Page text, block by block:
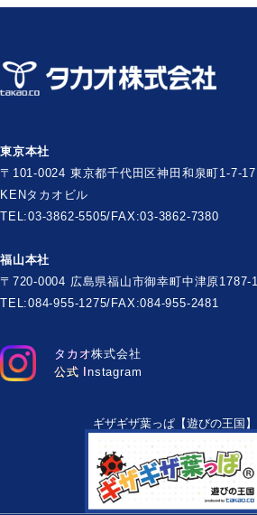
タカオ株式会社
公式 Instagram
東京本社
〒101-0024 東京都千代田区神田和泉町1-7-17
KENタカオビル
TEL:03-3862-5505/FAX:03-3862-7380
福山本社
〒720-0004 広島県福山市御幸町中津原1787-1
TEL:084-955-1275/FAX:084-955-2481
ギザギザ葉っぱ【遊びの王国】